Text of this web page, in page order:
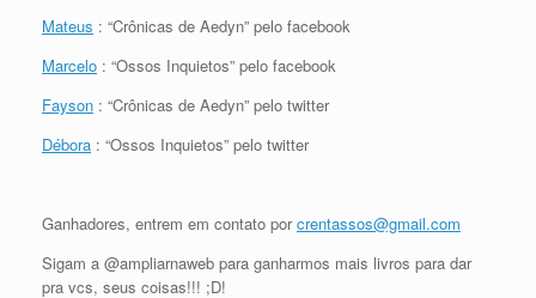
Mateus : “Crônicas de Aedyn” pelo facebook
Marcelo : “Ossos Inquietos” pelo facebook
Fayson : “Crônicas de Aedyn” pelo twitter
Débora : “Ossos Inquietos” pelo twitter
Ganhadores, entrem em contato porcrentassos@gmail.com
Sigam a @ampliarnaweb para ganharmos mais livros para dar
pra vcs, seus coisas!!! ;D!